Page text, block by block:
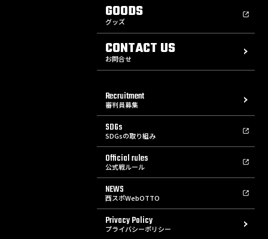
GOODS
グッズ
CONTACT US
お問合せ
Recruitment
審判員募集
SDGs
SDGsの取り組み
Official rules
公式戦ルール
NEWS
西スポWebOTTO
Privacy Policy
プライバシーポリシー